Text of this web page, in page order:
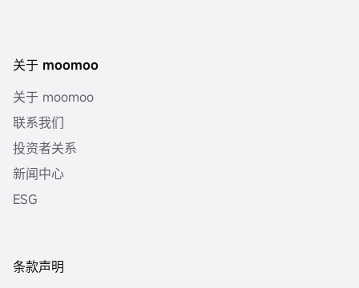
关于 moomoo
关于 moomoo
联系我们
投资者关系
新闻中心
ESG
条款声明